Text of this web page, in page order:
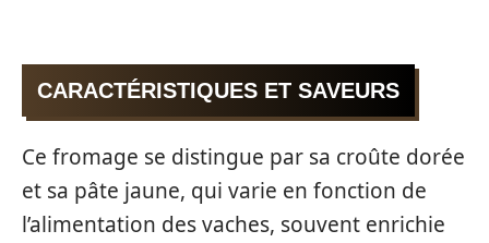
CARACTÉRISTIQUES ET SAVEURS
Ce fromage se distingue par sa croûte dorée
et sa pâte jaune, qui varie en fonction de
l’alimentation des vaches, souvent enrichie